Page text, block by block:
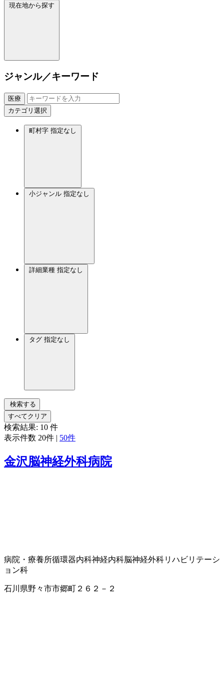
現在地から探す
ジャンル／キーワード
医療
カテゴリ選択
町村字 指定なし
小ジャンル 指定なし
詳細業種 指定なし
タグ 指定なし
検索する
すべてクリア
検索結果: 10 件
表示件数 20件 | 50件
金沢脳神経外科病院
病院・療養所循環器内科神経内科脳神経外科リハビリテーシ
ョン科
石川県野々市市郷町２６２－２